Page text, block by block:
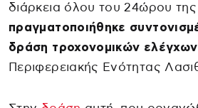
διάρκεια όλου του 24ώρου
πραγματοποιήθηκε
δράση τροχονομικών ελέγχων
Περιφερειακής Ενότητας